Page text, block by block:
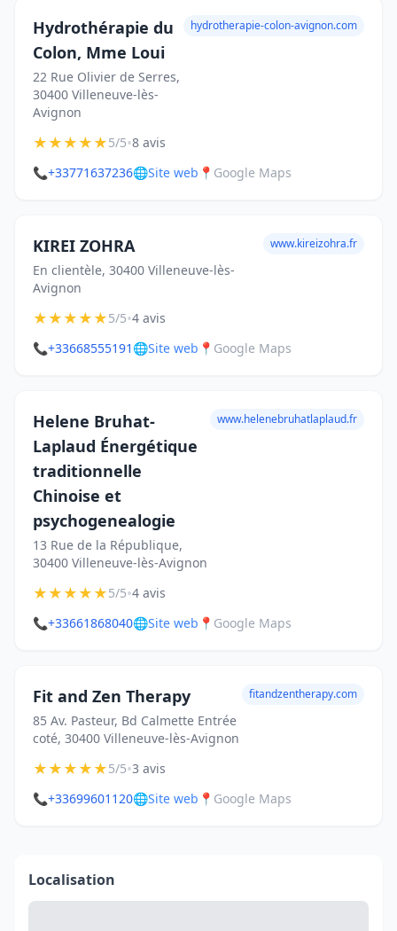
Hydrothérapie du
Colon, Mme Loui
22 Rue Olivier de Serres,
30400 Villeneuve-lès-
Avignon
hydrotherapie-colon-avignon.com
★★★★★5/5•8 avis
📞+33771637236🌐Site web 📍 Google Maps
KIREI ZOHRA
En clientèle, 30400 Villeneuve-lès-
Avignon
www.kireizohra.fr
★★★★★5/5•4 avis
📞+33668555191 🌐Site web 📍 Google Maps
Helene Bruhat-
Laplaud Énergétique
traditionnelle
Chinoise et
psychogenealogie
13 Rue de la République,
30400 Villeneuve-lès-Avignon
www.helenebruhatlaplaud.fr
★★★★★5/5•4 avis
📞+33661868040🌐Site web 📍 Google Maps
Fit and Zen Therapy
85 Av. Pasteur, Bd Calmette Entrée
coté, 30400 Villeneuve-lès-Avignon
fitandzentherapy.com
★★★★★5/5•3 avis
📞+33699601120🌐Site web 📍 Google Maps
Localisation